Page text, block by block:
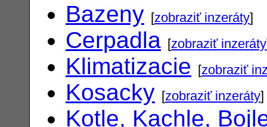
Bazeny [zobraziť inzeráty]
Cerpadla [zobraziť inzeráty
Klimatizacie [zobraziť
Kosacky [zobraziť inzeráty]
Kotle, Kachle,